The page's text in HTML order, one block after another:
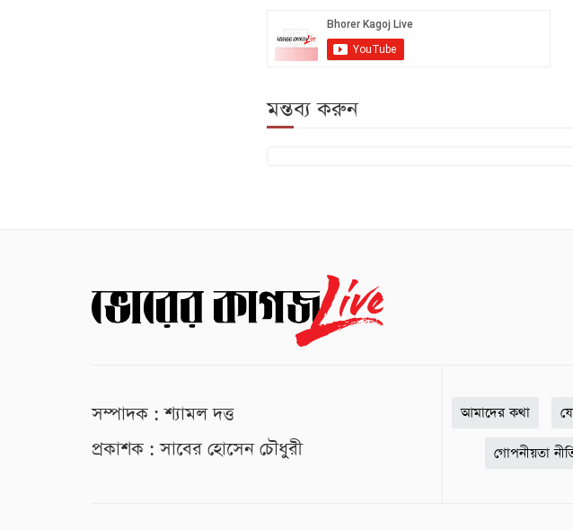
মন্তব্য করুন
সম্পাদক : শ্যামল দত্ত
প্রকাশক : সাবের হোসেন চৌধুরী
আমাদের কথা
গোপনীয়তা